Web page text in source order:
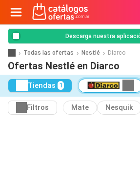
Descarga nuestra
Todas las ofertas Nestlé Diarco
Ofertas Nestlé en Diarco
Tiendas 1
Filtros Mate Nesquik